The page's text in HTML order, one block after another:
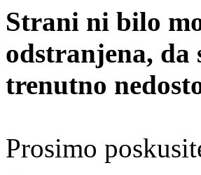
Strani ni bilo
odstranjena, da
trenutno
Prosimo